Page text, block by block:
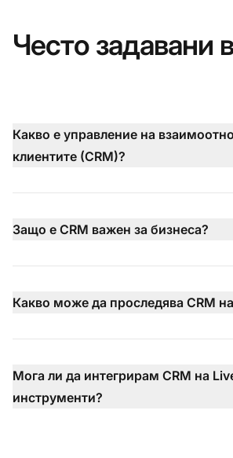
Често задавани
Какво е управление на
клиентите (CRM)?
Защо е CRM важен за бизнеса?
Какво може да проследява CRM
Мога ли да интегрирам CRM на
инструменти?